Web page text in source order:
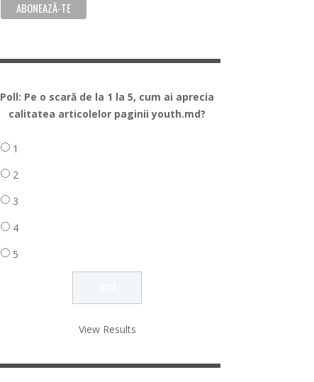
Poll: Pe o scară de la 1 la 5, cum ai aprecia
calitatea articolelor paginii youth.md?
1
2
3
4
5
View Results